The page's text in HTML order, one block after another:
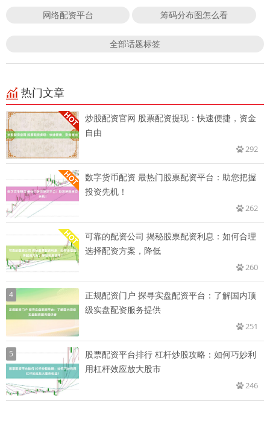
网络配资平台 筹码分布图怎么看
全部话题标签
热门文章
炒股配资官网 股票配资提现：快速便捷，资金
自由
292
数字货币配资 最热门股票配资平台：助您把握
投资先机！
262
可靠的配资公司 揭秘股票配资利息：如何合理
选择配资方案，降低
260
4
正规配资门户 探寻实盘配资平台：了解国内顶
级实盘配资服务提供
251
5
股票配资平台排行 杠杆炒股攻略：如何巧妙利
用杠杆效应放大股市
246